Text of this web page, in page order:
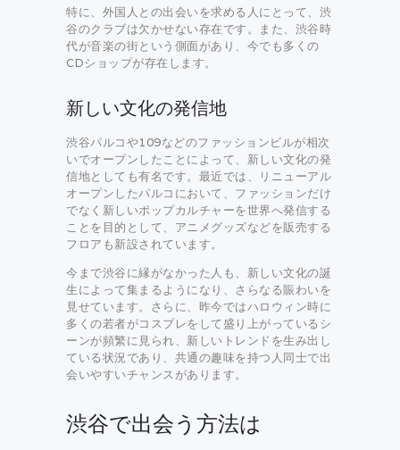
特に、外国人との出会いを求める人にとって、渋
谷のクラブは欠かせない存在です。また、渋谷時
代が音楽の街という側面があり、今でも多くの
CDショップが存在します。
新しい文化の発信地
渋谷パルコや109などのファッションビルが相次
いでオープンしたことによって、新しい文化の発
信地としても有名です。最近では、リニューアル
オープンしたパルコにおいて、ファッションだけ
でなく新しいポップカルチャーを世界へ発信する
ことを目的として、アニメグッズなどを販売する
フロアも新設されています。
今まで渋谷に縁がなかった人も、新しい文化の誕
生によって集まるようになり、さらなる賑わいを
見せています。さらに、昨今ではハロウィン時に
多くの若者がコスプレをして盛り上がっているシ
ーンが頻繁に見られ、新しいトレンドを生み出し
ている状況であり、共通の趣味を持つ人同士で出
会いやすいチャンスがあります。
渋谷で出会う方法は